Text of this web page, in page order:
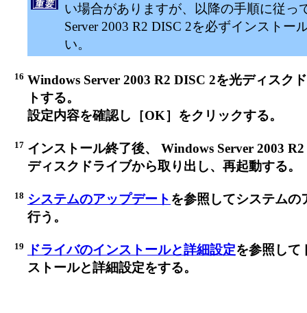
い場合がありますが、以降の手順に従っ
Server 2003 R2 DISC 2を必ずインストー
い。
16 Windows Server 2003 R2 DISC 2を光ディスク
トする。
設定内容を確認し［OK］をクリックする。
17 インストール終了後、 Windows Server 2003
ディスクドライブから取り出し、再起動する。
18 システムのアップデート を参照してシステムの
行う。
19 ドライバのインストールと詳細設定を参照して
ストールと詳細設定をする。